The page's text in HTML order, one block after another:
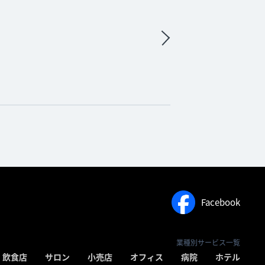
Facebook
業種別サービス一覧
飲食店 サロン 小売店 オフィス 病院 ホテル